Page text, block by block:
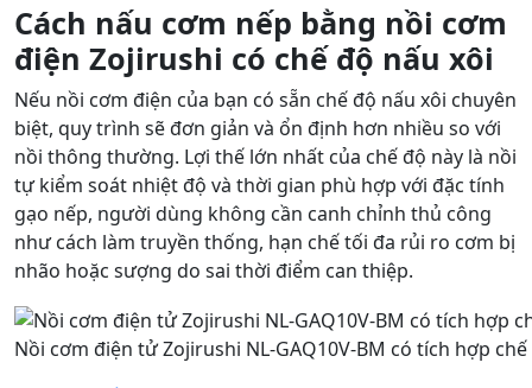
Cách nấu cơm nếp bằng nồi cơm
điện Zojirushi có chế độ nấu xôi
Nếu nồi cơm điện của bạn có sẵn chế độ nấu xôi chuyên
biệt, quy trình sẽ đơn giản và ổn định hơn nhiều so với
nồi thông thường. Lợi thế lớn nhất của chế độ này là nồi
tự kiểm soát nhiệt độ và thời gian phù hợp với đặc tính
gạo nếp, người dùng không cần canh chỉnh thủ công
như cách làm truyền thống, hạn chế tối đa rủi ro cơm bị
nhão hoặc sượng do sai thời điểm can thiệp.
Nồi cơm điện tử Zojirushi NL-GAQ10V-BM có tích hợp